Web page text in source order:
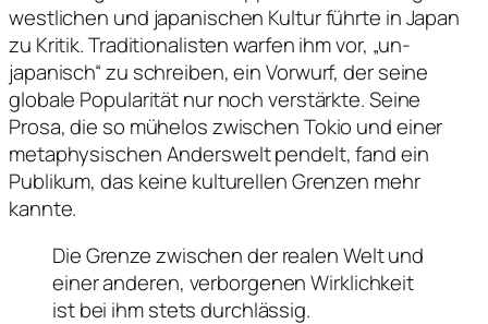
westlichen und japanischen Kultur führte in Japan
zu Kritik. Traditionalisten warfen ihm vor, „un-
japanisch“ zu schreiben, ein Vorwurf, der seine
globale Popularität nur noch verstärkte. Seine
Prosa, die so mühelos zwischen Tokio und einer
metaphysischen Anderswelt pendelt, fand ein
Publikum, das keine kulturellen Grenzen mehr
kannte.
Die Grenze zwischen der realen Welt und
einer anderen, verborgenen Wirklichkeit
ist bei ihm stets durchlässig.